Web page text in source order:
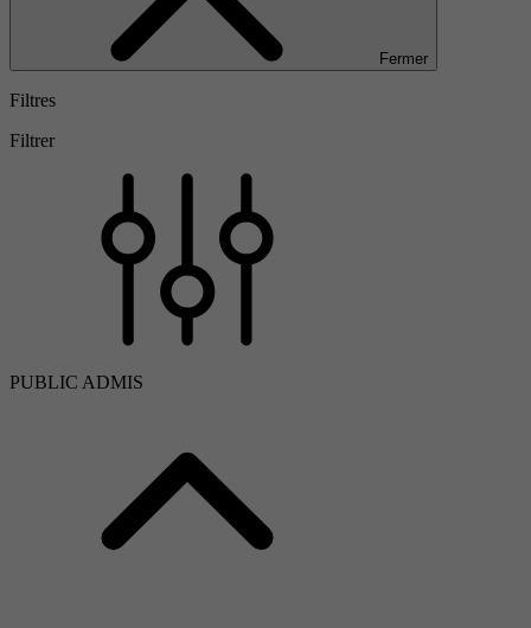
Fermer
Filtres
Filtrer
PUBLIC ADMIS